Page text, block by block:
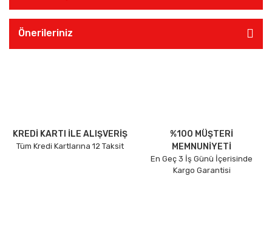
Önerileriniz
KREDİ KARTI İLE ALIŞVERİŞ
Tüm Kredi Kartlarına 12 Taksit
%100 MÜŞTERİ
MEMNUNİYETİ
En Geç 3 İş Günü İçerisinde
Kargo Garantisi